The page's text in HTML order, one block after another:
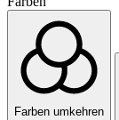
Farben umkehren